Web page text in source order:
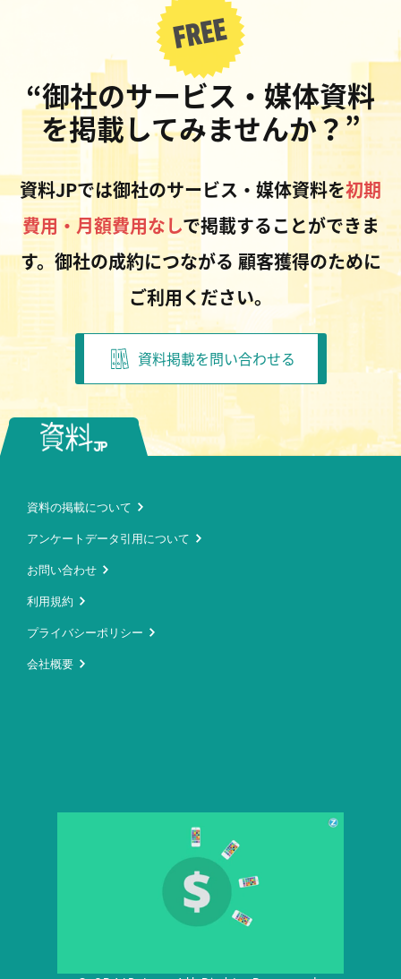
“御社のサービス・媒体資料
を掲載してみませんか？”
資料JPでは御社のサービス・媒体資料を初期
費用・月額費用なしで掲載することができま
す。御社の成約につながる 顧客獲得のために
ご利用ください。
資料掲載を問い合わせる
資料の掲載について
アンケートデータ引用について
お問い合わせ
利用規約
プライバシーポリシー
会社概要